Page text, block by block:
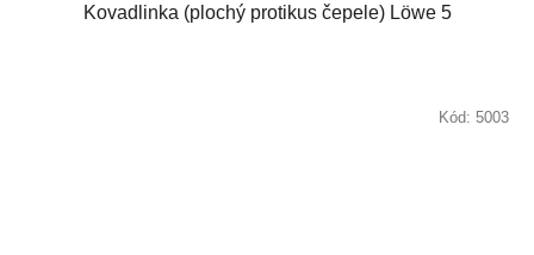
Kovadlinka (plochý protikus čepele) Löwe 5
Kód: 5003